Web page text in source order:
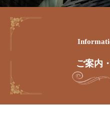
ご案内